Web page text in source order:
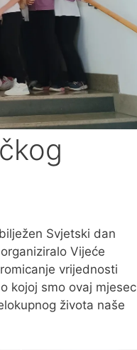
Svjetski dan
Vijeće
vrijednosti
kojoj smo ovaj mjesec
života naše